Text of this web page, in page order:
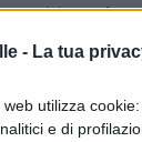
- La tua
utilizza
e di
criticando
detto di
quelle
quanto
lo facessero